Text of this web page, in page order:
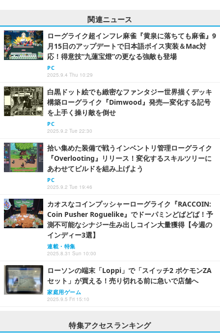
関連ニュース
ローグライク超インフレ麻雀『黄泉に落ちても麻雀』9
月15日のアップデートで日本語ボイス実装＆Mac対
応！得意技“九蓮宝燈”の更なる強敵も登場
PC
2025.9.4 Thu 10:29
白黒ドット絵でも緻密なファンタジー世界描くデッキ
構築ローグライク『Dimwood』発売―変化する記号
を上手く操り敵を倒せ
PC
2025.9.2 Tue 22:30
拾い集めた装備で戦うインベントリ管理ローグライク
『Overlooting』リリース！変化するスキルツリーに
あわせてビルドを組み上げよう
PC
2025.9.2 Tue 19:46
カオスなコインプッシャーローグライク『RACCOIN:
Coin Pusher Roguelike』でドーパミンどばどば！予
測不可能なシナジー生み出しコイン大量獲得【今週の
インディー3選】
連載・特集
2025.8.31 Sun 10:00
ローソンの端末「Loppi」で「スイッチ2 ポケモンZA
セット」が買える！売り切れる前に急いで店舗へ
家庭用ゲーム
2025.9.5 Fri 15:10
特集アクセスランキング